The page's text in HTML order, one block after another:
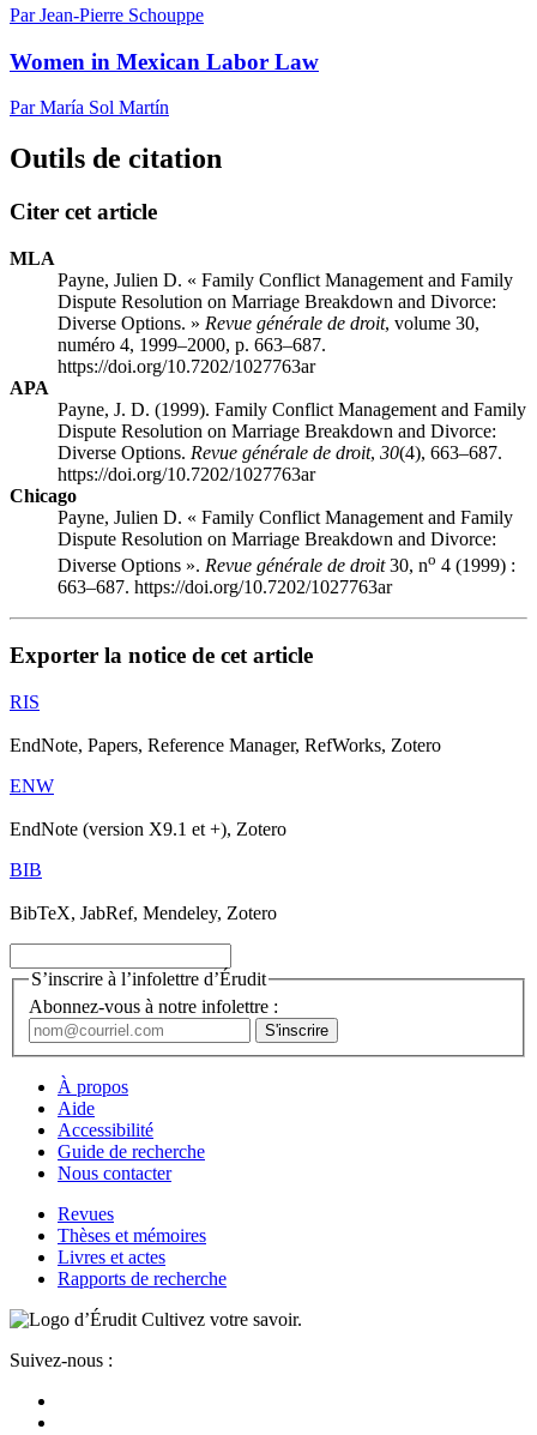
Par Jean-Pierre Schouppe
Women in Mexican Labor Law
Par María Sol Martín
Outils de citation
Citer cet article
MLA
Payne, Julien D. « Family Conflict Management and Family
Dispute Resolution on Marriage Breakdown and Divorce:
Diverse Options. » Revue générale de droit, volume 30,
numéro 4, 1999–2000, p. 663–687.
https://doi.org/10.7202/1027763ar
APA
Payne, J. D. (1999). Family Conflict Management and Family
Dispute Resolution on Marriage Breakdown and Divorce:
Diverse Options. Revue générale de droit, 30(4), 663–687.
https://doi.org/10.7202/1027763ar
Chicago
Payne, Julien D. « Family Conflict Management and Family
Dispute Resolution on Marriage Breakdown and Divorce:
Diverse Options ». Revue générale de droit30, no 4 (1999) :
663–687. https://doi.org/10.7202/1027763ar
Exporter la notice de cet article
RIS
EndNote, Papers, Reference Manager, RefWorks, Zotero
ENW
EndNote (version X9.1 et +), Zotero
BIB
BibTeX, JabRef, Mendeley, Zotero
S’inscrire à l’infolettre d’Érudit
Abonnez-vous à notre infolettre :
À propos
Aide
Accessibilité
Guide de recherche
Nous contacter
Revues
Thèses et mémoires
Livres et actes
Rapports de recherche
Cultivez votre savoir.
Suivez-nous :